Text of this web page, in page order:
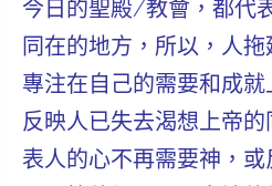
今日的聖殿/教會，都代
同在的地方 ，所以，人
專注在自己的需要和成
反映人已失去渴想上帝
表人的心不再需要神， 或